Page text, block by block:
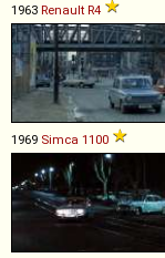
1963 Renault R4
1969 Simca 1100